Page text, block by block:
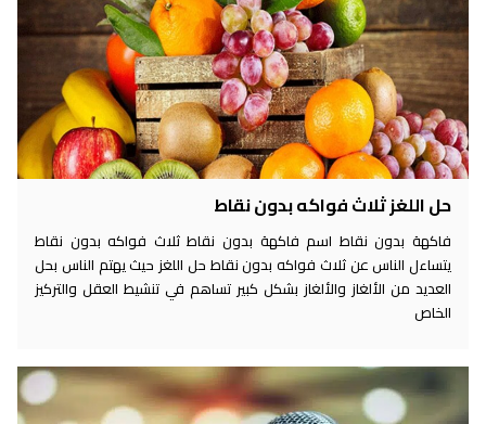
حل اللغز ثلاث فواكه بدون نقاط
فاكهة بدون نقاط اسم فاكهة بدون نقاط ثلاث فواكه بدون نقاط
يتساءل الناس عن ثلاث فواكه بدون نقاط حل اللغز حيث يهتم الناس بحل
العديد من الألغاز والألغاز بشكل كبير تساهم في تنشيط العقل والتركيز
الخاص